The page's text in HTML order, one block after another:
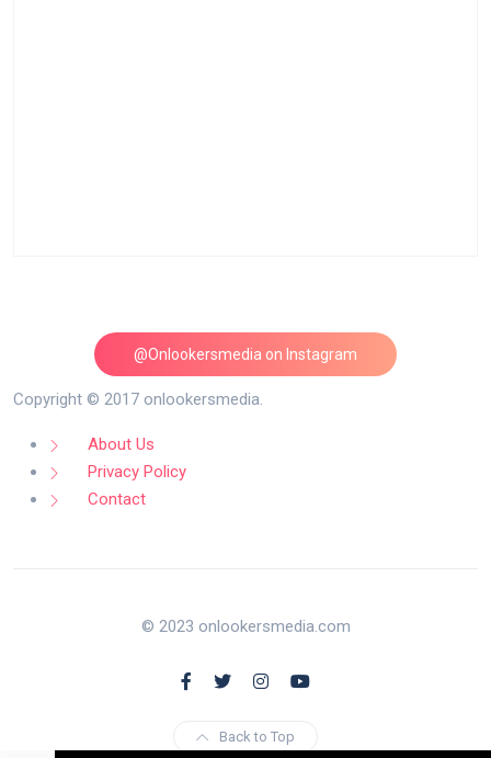
@Onlookersmedia on Instagram
Follow on Instagram
Copyright © 2017 onlookersmedia.
About Us
Privacy Policy
Contact
© 2023 onlookersmedia.com
Back to Top